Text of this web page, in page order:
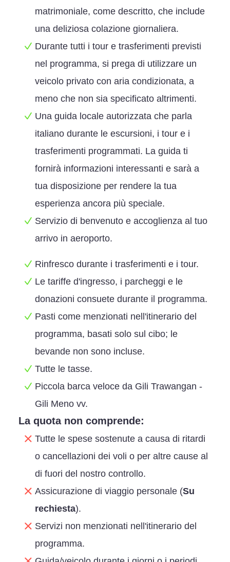
matrimoniale, come descritto, che include
una deliziosa colazione giornaliera.
Durante tutti i tour e trasferimenti previsti
nel programma, si prega di utilizzare un
veicolo privato con aria condizionata, a
meno che non sia specificato altrimenti.
Una guida locale autorizzata che parla
italiano durante le escursioni, i tour e i
trasferimenti programmati. La guida ti
fornirà informazioni interessanti e sarà a
tua disposizione per rendere la tua
esperienza ancora più speciale.
Servizio di benvenuto e accoglienza al tuo
arrivo in aeroporto.
Rinfresco durante i trasferimenti e i tour.
Le tariffe d'ingresso, i parcheggi e le
donazioni consuete durante il programma.
Pasti come menzionati nell'itinerario del
programma, basati solo sul cibo; le
bevande non sono incluse.
Tutte le tasse.
Piccola barca veloce da Gili Trawangan -
Gili Meno vv.
La quota non comprende:
Tutte le spese sostenute a causa di ritardi
o cancellazioni dei voli o per altre cause al
di fuori del nostro controllo.
Assicurazione di viaggio personale (Su
rechiesta).
Servizi non menzionati nell'itinerario del
programma.